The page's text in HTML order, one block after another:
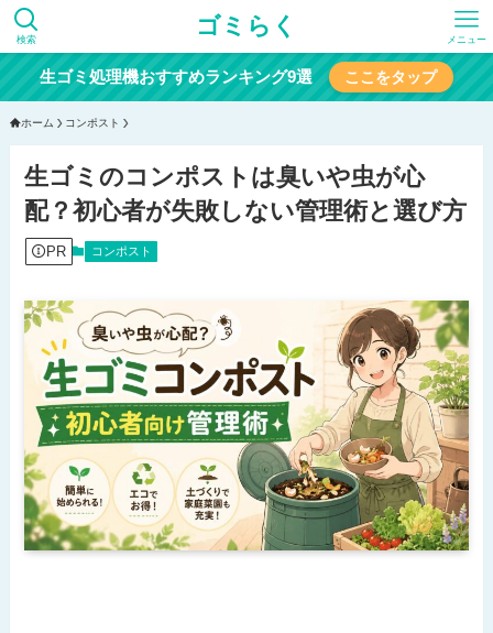
ゴミらく
検索 メニュー
生ゴミ処理機おすすめランキング9選 ここをタップ
ホーム コンポスト
生ゴミのコンポストは臭いや虫が心
配？初心者が失敗しない管理術と選び方
PR コンポスト